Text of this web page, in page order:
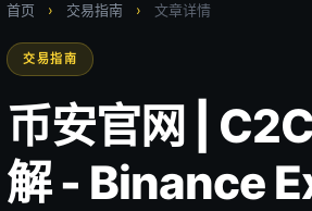
首页 › 交易指南 › 文章详情
交易指南
币安官网 |
解 - Binance